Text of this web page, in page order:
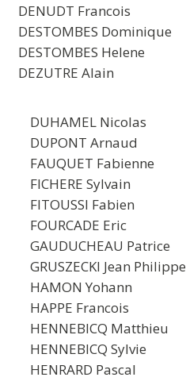
DENUDT Francois
DESTOMBES Dominique
DESTOMBES Helene
DEZUTRE Alain
DUHAMEL Nicolas
DUPONT Arnaud
FAUQUET Fabienne
FICHERE Sylvain
FITOUSSI Fabien
FOURCADE Eric
GAUDUCHEAU Patrice
GRUSZECKI Jean Philippe
HAMON Yohann
HAPPE Francois
HENNEBICQ Matthieu
HENNEBICQ Sylvie
HENRARD Pascal